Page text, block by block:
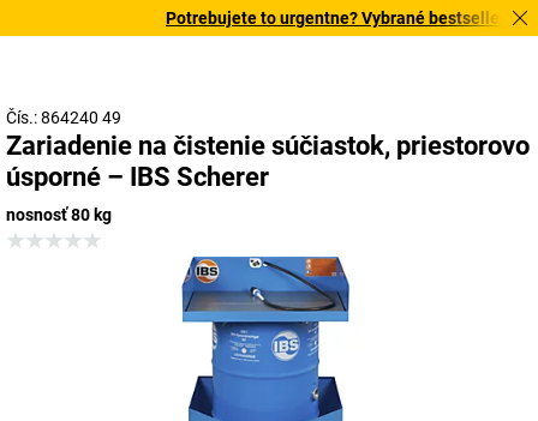
Potrebujete to urgentne? Vybrané bestsellery
Čís.: 864240 49
Zariadenie na čistenie súčiastok, priestorovo
úsporné – IBS Scherer
nosnosť 80 kg